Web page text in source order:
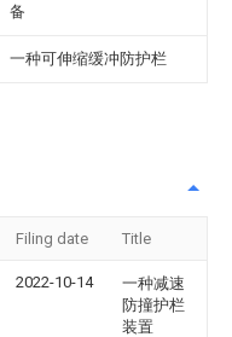
备
一种可伸缩缓冲防护栏
Filing date Title
2022-10-14
一种减速
防撞护栏
装置